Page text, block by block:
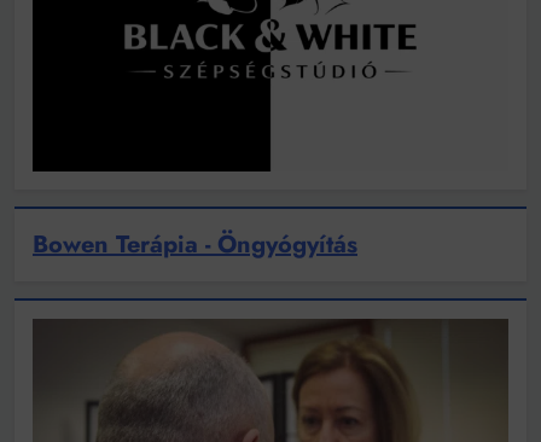
Bowen Terápia - Öngyógyítás